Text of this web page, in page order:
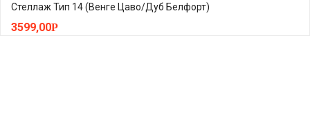
Стеллаж Тип 14 (Венге Цаво/Дуб Белфорт)
3599,00Р